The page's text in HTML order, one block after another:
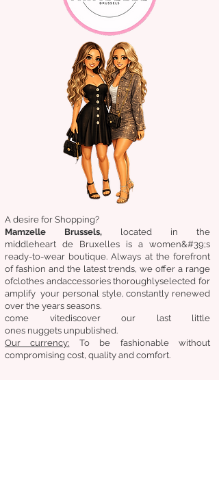
A desire for Shopping?
Mamzelle Brussels, located in the
middleheart de Bruxelles is a women&#39;s
ready-to-wear boutique. Always at the forefront
of fashion and the latest trends, we offer a range
ofclothes andaccessories thoroughlyselected for
amplify your personal style, constantly renewed
over the years seasons.
come vitediscoverour last little
ones nuggets unpublished.
Our currency:
To be fashionable without
compromising cost, quality and comfort.